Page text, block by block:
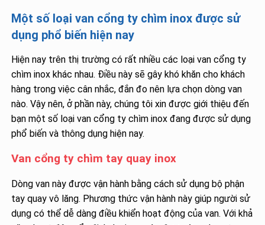
Một số loại van cổng ty chìm inox được sử
dụng phổ biến hiện nay
Hiện nay trên thị trường có rất nhiều các loại van cổng ty
chìm inox khác nhau. Điều này sẽ gây khó khăn cho khách
hàng trong việc cân nhắc, đắn đo nên lựa chọn dòng van
nào. Vậy nên, ở phần này, chúng tôi xin được giới thiệu đến
bạn một số loại van cổng ty chìm inox đang được sử dụng
phổ biến và thông dụng hiện nay.
Van cổng ty chìm tay quay inox
Dòng van này được vận hành bằng cách sử dụng bộ phận
tay quay vô lăng. Phương thức vận hành này giúp người sử
dụng có thể dễ dàng điều khiển hoạt động của van. Với khả